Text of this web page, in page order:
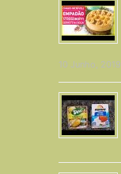
10 Junho, 2019